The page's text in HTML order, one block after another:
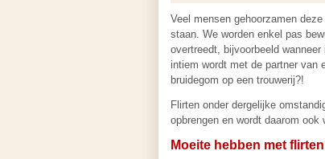
Veel mensen gehoorzamen
staan. We worden enkel pas
overtreedt, bijvoorbeeld
intiem wordt met de partner van
bruidegom op een trouwerij?!
Flirten onder dergelijke
opbrengen en wordt daarom ook
Moeite hebben met